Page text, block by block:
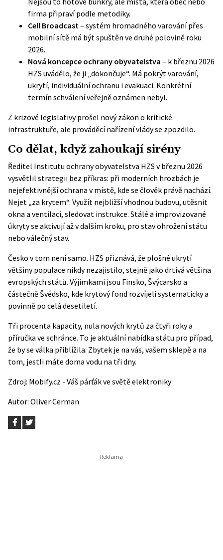
firma připraví podle metodiky.
Cell Broadcast– systém hromadného varování přes
mobilní sítě má být spuštěn ve druhé polovině roku
2026.
Nová koncepce ochrany obyvatelstva – k březnu 2026
HZS uvádělo, že ji „dokončuje“. Má pokrýt varování,
ukrytí, individuální ochranu i evakuaci. Konkrétní
termín schválení veřejně oznámen nebyl.
Z krizové legislativy prošel nový zákon o kritické
infrastruktuře, ale prováděcí nařízení vlády se zpozdilo.
Co dělat, když zahoukají sirény
Ředitel Institutu ochrany obyvatelstva HZS v březnu 2026
vysvětlil strategii bez příkras: při moderních hrozbách je
nejefektivnější ochrana v místě, kde se člověk právě nachází.
Nejet „za krytem“. Využít nejbližší vhodnou budovu, utěsnit
okna a ventilaci, sledovat instrukce. Stálé a improvizované
úkryty se aktivují až v dalším kroku, pro stav ohrožení státu
nebo válečný stav.
Česko v tom není samo. HZS přiznává, že plošné ukrytí
většiny populace nikdy nezajistilo, stejně jako drtivá většina
evropských států. Výjimkami jsou Finsko, Švýcarsko a
částečně Švédsko, kde krytový fond rozvíjeli systematicky a
povinně po celá desetiletí.
Tři procenta kapacity, nula nových krytů za čtyři roky a
příručka ve schránce. To je aktuální nabídka státu pro případ,
že by se válka přiblížila. Zbytek je na vás, vašem sklepě a na
tom, jestli máte doma vodu na tři dny.
Zdroj: Mobify.cz - Váš párťák ve světě elektroniky
Autor: Oliver Cerman